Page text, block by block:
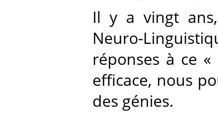
Il y a vingt
Neuro-
réponses à ce
efficace, nous
des génies.